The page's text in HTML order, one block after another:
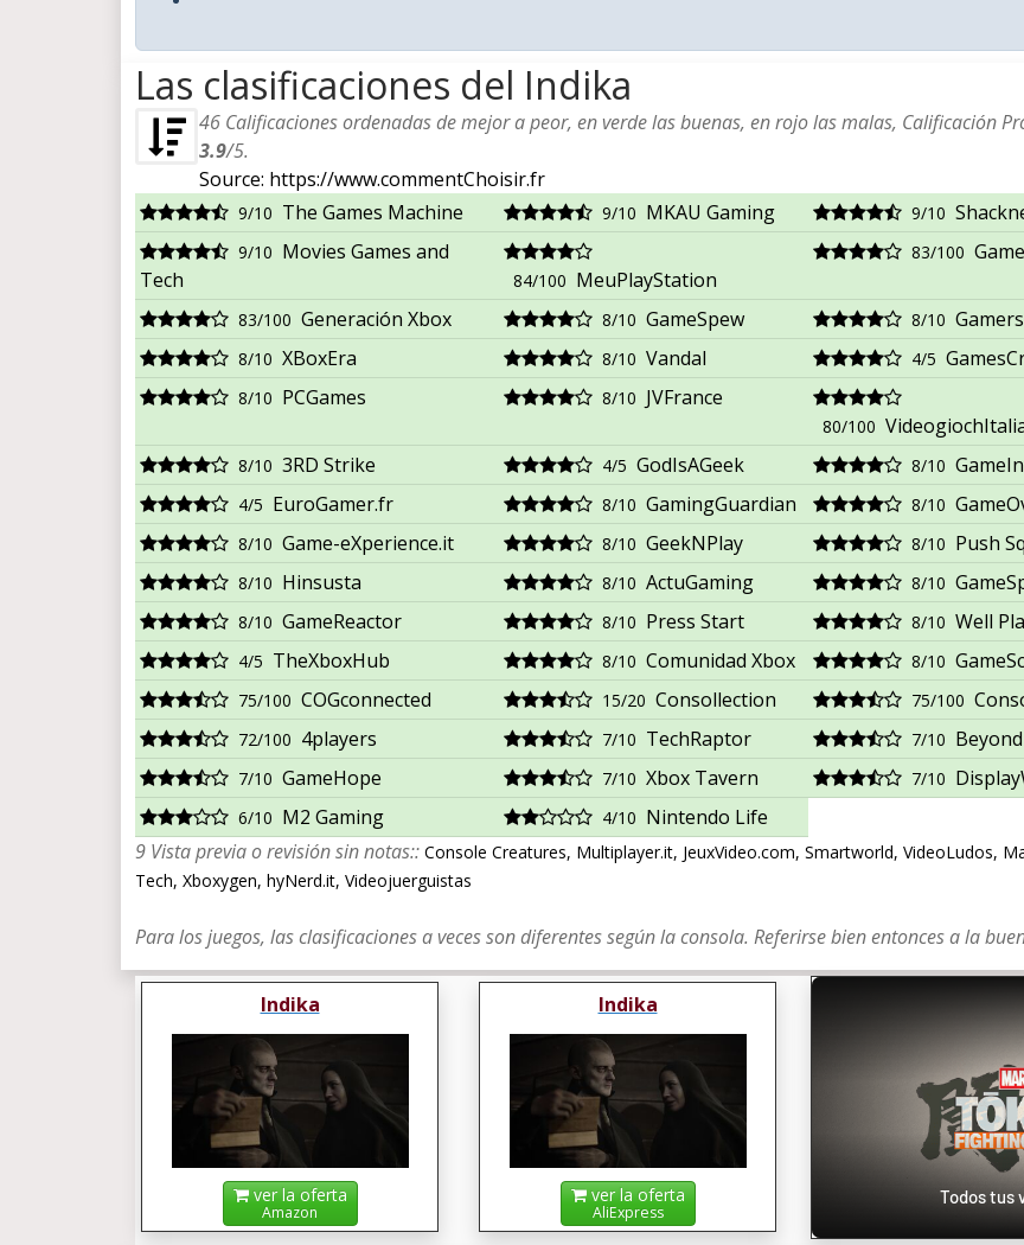
Las clasificaciones del Indika
46 Calificaciones ordenadas de mejor a peor, en verde las buenas, en rojo las malas, Calificación
3.9/5.
Source: https://www.commentChoisir.fr
9/10 The Games Machine 9/10 MKAU Gaming 9/10
9/10 Movies Games and
Tech
84/100 MeuPlayStation
83/100
83/100 Generación Xbox 8/10 GameSpew 8/10
8/10 XBoxEra 8/10 Vandal 4/5
8/10 PCGames 8/10 JVFrance
80/100
8/10 3RD Strike 4/5 GodIsAGeek 8/10
4/5 EuroGamer.fr 8/10 GamingGuardian 8/10
8/10 Game-eXperience.it 8/10 GeekNPlay 8/10 Push
8/10 Hinsusta 8/10 ActuGaming 8/10
8/10 GameReactor 8/10 Press Start 8/10 Well
4/5 TheXboxHub 8/10 Comunidad Xbox 8/10
75/100 COGconnected 15/20 Consollection 75/100
72/100 4players 7/10 TechRaptor 7/10
7/10 GameHope 7/10 Xbox Tavern 7/10
6/10 M2 Gaming 4/10 Nintendo Life
9 Vista previa o revisión sin notas:: Console Creatures, Multiplayer.it, JeuxVideo.com, Smartworld, VideoLudos,
Tech, Xboxygen, hyNerd.it, Videojuerguistas
Para los juegos, las clasificaciones a veces son diferentes según la consola. Referirse bien entonces a la
Indika
ver la oferta
Amazon
Indika
ver la oferta
AliExpress
Todos tus